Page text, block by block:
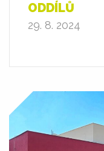
ODDÍLŮ
29. 8. 2024